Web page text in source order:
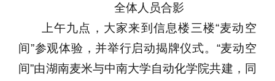
全体人员合影
上午九点，大家来到信息楼三楼“麦动空
间”参观体验，并举行启动揭牌仪式。“麦动空
间”由湖南麦米与中南大学自动化学院共建，同